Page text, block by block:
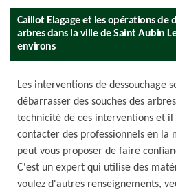
Caillot Elagage et les opérations de
arbres dans la ville de Saint Aubin
environs
Les interventions de dessouchage
débarrasser des souches des
technicité de ces interventions et il
contacter des professionnels en la
peut vous proposer de faire
C'est un expert qui utilise des
voulez d'autres renseignements,